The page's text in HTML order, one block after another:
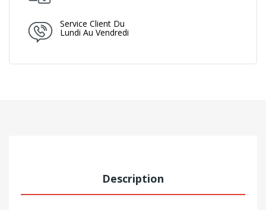
Service Client Du
Lundi Au Vendredi
Description